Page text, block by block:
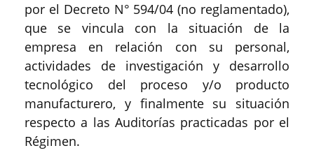
por el Decreto N° 594/04 (no reglamentado),
que se vincula con la situación de la
empresa en relación con su personal,
actividades de investigación y desarrollo
tecnológico del proceso y/o producto
manufacturero, y finalmente su situación
respecto a las Auditorías practicadas por el
Régimen.